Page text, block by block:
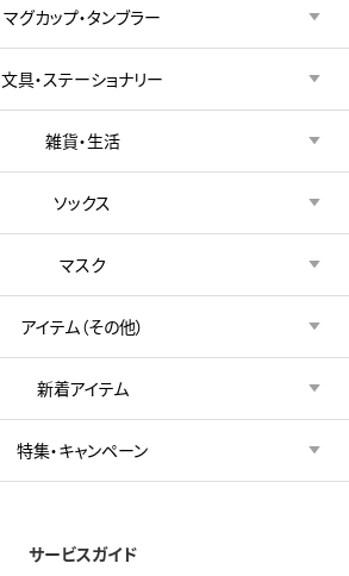
マグカップ・タンブラー
文具・ステーショナリー
雑貨・生活
ソックス
マスク
アイテム（その他）
新着アイテム
特集・キャンペーン
サービスガイド